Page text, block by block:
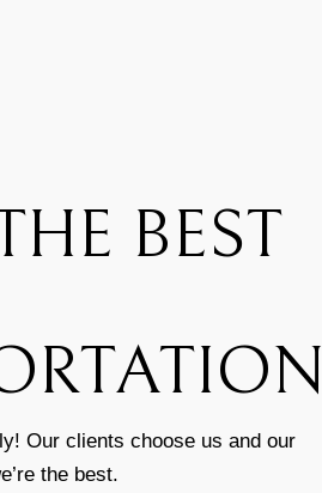
BEST
Our clients choose us and our
the best.